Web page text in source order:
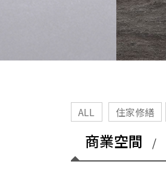
ALL 住家修繕
商業空間 /